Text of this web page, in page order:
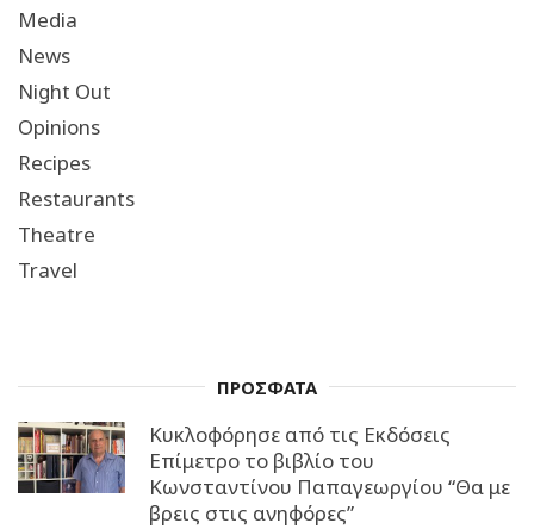
Media
News
Night Out
Opinions
Recipes
Restaurants
Theatre
Travel
ΠΡΟΣΦΑΤΑ
Κυκλοφόρησε από τις Εκδόσεις
Επίμετρο το βιβλίο του
Κωνσταντίνου Παπαγεωργίου “Θα με
βρεις στις ανηφόρες”